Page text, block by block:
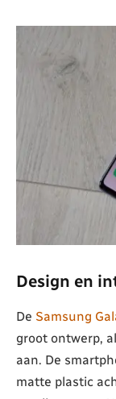
Design en
De Samsung
groot ontwerp,
aan. De
matte plastic